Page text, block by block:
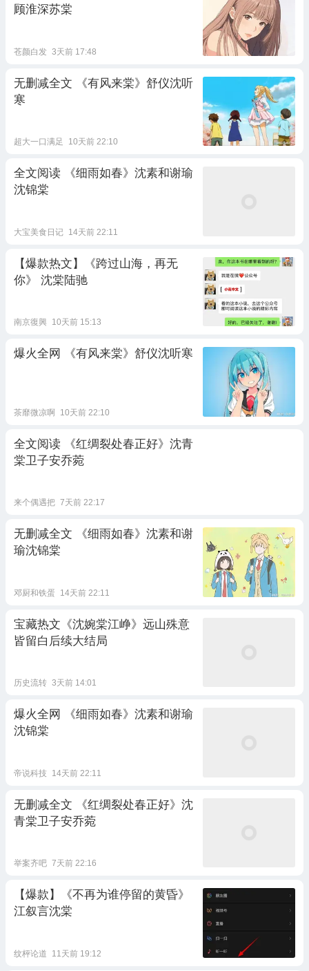
顾淮深苏棠
苍颜白发 3天前 17:48
无删减全文 《有风来棠》舒仪沈听
寒
超大一口满足 10天前 22:10
全文阅读 《细雨如春》沈素和谢瑜
沈锦棠
大宝美食日记 14天前 22:11
【爆款热文】《跨过山海，再无
你》 沈棠陆驰
南京復興 10天前 15:13
爆火全网 《有风来棠》舒仪沈听寒
茶靡微凉啊 10天前 22:10
全文阅读 《红绸裂处春正好》沈青
棠卫子安乔菀
来个偶遇把 7天前 22:17
无删减全文 《细雨如春》沈素和谢
瑜沈锦棠
邓厨和铁蛋 14天前 22:11
宝藏热文《沈婉棠江峥》远山殊意
皆留白后续大结局
历史流转 3天前 14:01
爆火全网 《细雨如春》沈素和谢瑜
沈锦棠
帝说科技 14天前 22:11
无删减全文 《红绸裂处春正好》沈
青棠卫子安乔菀
举案齐吧 7天前 22:16
【爆款】《不再为谁停留的黄昏》
江叙言沈棠
纹枰论道 11天前 19:12